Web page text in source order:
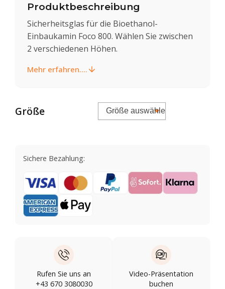
Produktbeschreibung
Sicherheitsglas für die Bioethanol-
Einbaukamin Foco 800. Wählen Sie zwischen
2 verschiedenen Höhen.
Mehr erfahren....
Größe
Sichere Bezahlung:
Rufen Sie uns an
+43 670 3080030
Video-Präsentation
buchen